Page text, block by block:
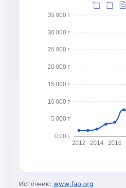
0,00 т
5 000 т
10 000 т
15 000 т
20 000 т
25 000 т
30 000 т
35 000 т
2012 2014 2016
Источник: www.fao.org